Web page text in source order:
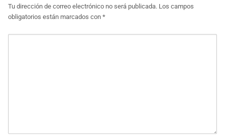
Tu dirección de correo electrónico no será publicada. Los campos
obligatorios están marcados con *